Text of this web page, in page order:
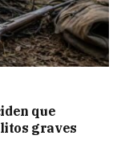
que
graves